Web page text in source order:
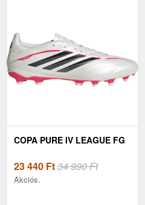
COPA PURE IV LEAGUE FG
23 440 Ft34 990 Ft
Akciós.